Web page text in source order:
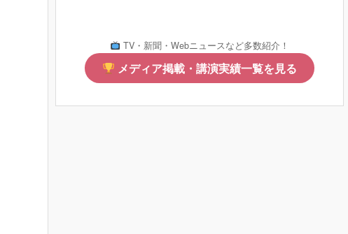
TV・新聞・Webニュースなど多数紹介！
メディア掲載・講演実績一覧を見る